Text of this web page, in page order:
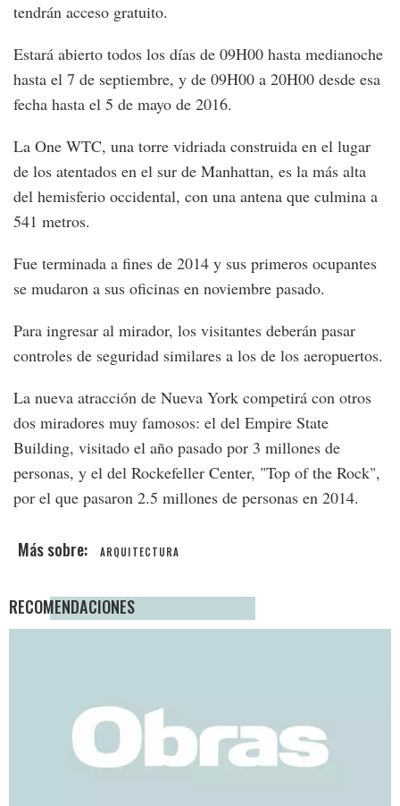
tendrán acceso gratuito.
Estará abierto todos los días de 09H00 hasta medianoche
hasta el 7 de septiembre, y de 09H00 a 20H00 desde esa
fecha hasta el 5 de mayo de 2016.
La One WTC, una torre vidriada construida en el lugar
de los atentados en el sur de Manhattan, es la más alta
del hemisferio occidental, con una antena que culmina a
541 metros.
Fue terminada a fines de 2014 y sus primeros ocupantes
se mudaron a sus oficinas en noviembre pasado.
Para ingresar al mirador, los visitantes deberán pasar
controles de seguridad similares a los de los aeropuertos.
La nueva atracción de Nueva York competirá con otros
dos miradores muy famosos: el del Empire State
Building, visitado el año pasado por 3 millones de
personas, y el del Rockefeller Center, "Top of the Rock",
por el que pasaron 2.5 millones de personas en 2014.
ARQUITECTURA
RECOMENDACIONES